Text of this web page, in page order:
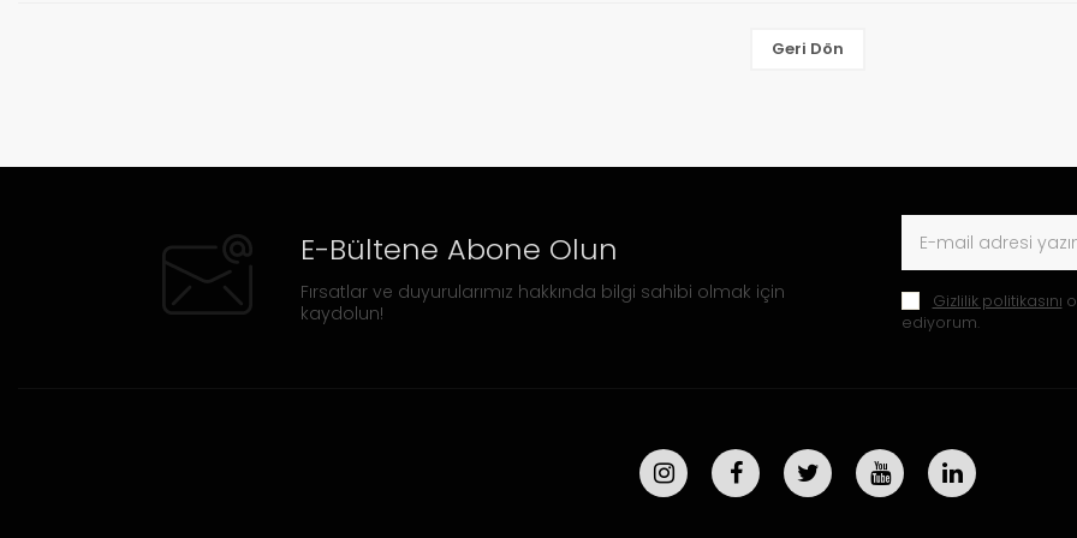
Geri Dön
E-Bültene Abone Olun
Fırsatlar ve duyurularımız hakkında bilgi sahibi olmak için
kaydolun!
Gizlilik politikasını
ediyorum.